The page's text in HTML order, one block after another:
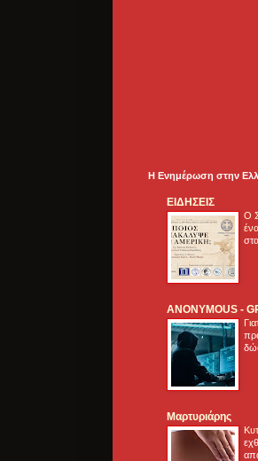
Η Ενημέρωση στην
ΕΙΔΗΣΕΙΣ
Ο
ANONYMOUS -
Μαρτυριάρης